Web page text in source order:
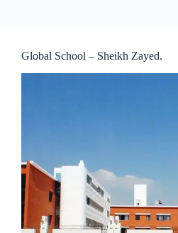
Global School – Sheikh Zayed.